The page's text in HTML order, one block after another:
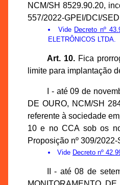
NCM/SH 8529.90.20,
557/2022-GPEI/DCI/
Vide Decreto nº
ELETRÔNICOS LTDA.
Art. 10.Fica
limite para implantação
I - até 09 de
DE OURO, NCM/SH
referente à sociedade
10 e no CCA sob os
Proposição nº 309/2022-
Vide Decreto nº
II - até 08 de